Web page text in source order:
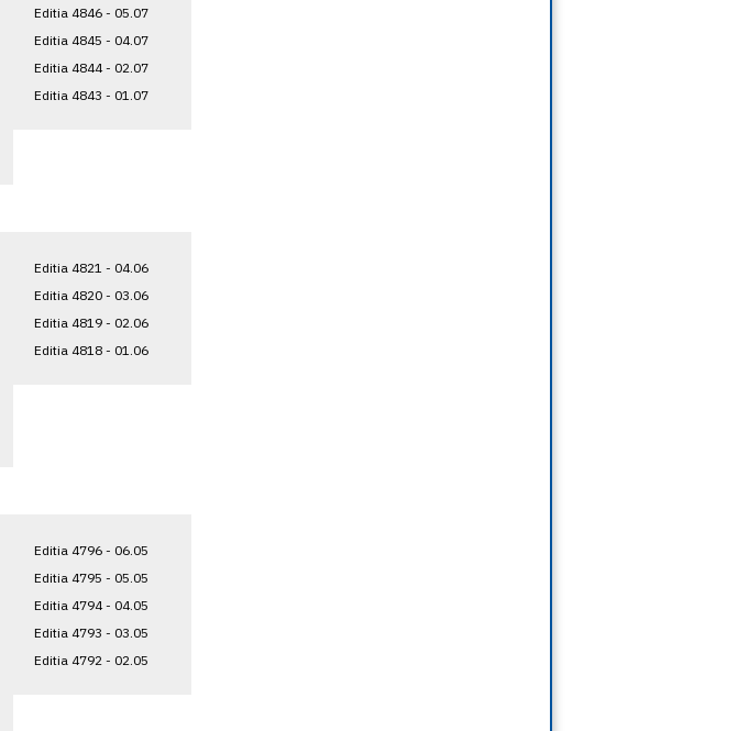
Editia 4846 - 05.07
Editia 4845 - 04.07
Editia 4844 - 02.07
Editia 4843 - 01.07
Editia 4821 - 04.06
Editia 4820 - 03.06
Editia 4819 - 02.06
Editia 4818 - 01.06
Editia 4796 - 06.05
Editia 4795 - 05.05
Editia 4794 - 04.05
Editia 4793 - 03.05
Editia 4792 - 02.05